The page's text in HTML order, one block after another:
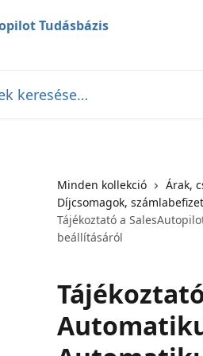
Minden kollekció
Árak,
Díjcsomagok,
Tájékoztató a
beállításáról